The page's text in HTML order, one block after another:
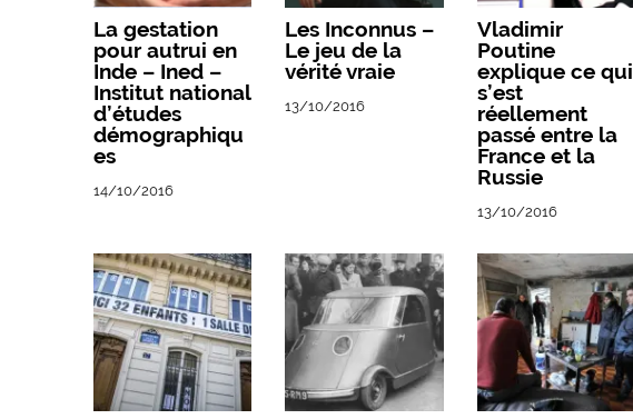
La gestation
pour autrui en
Inde – Ined –
Institut national
d’études
démographiqu
es
14/10/2016
Les Inconnus –
Le jeu de la
vérité vraie
13/10/2016
Vladimir
Poutine
explique ce qui
s’est
réellement
passé entre la
France et la
Russie
13/10/2016